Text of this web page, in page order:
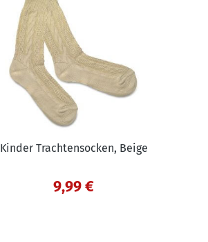
Kinder Trachtensocken, Beige
9,99 €